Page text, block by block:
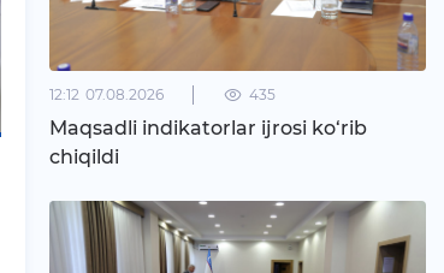
12:12 07.08.2026 435
Maqsadli indikatorlar ijrosi ko‘rib
chiqildi